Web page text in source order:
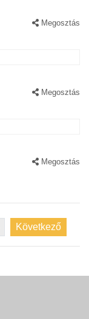
Megosztás
Megosztás
Megosztás
Következő